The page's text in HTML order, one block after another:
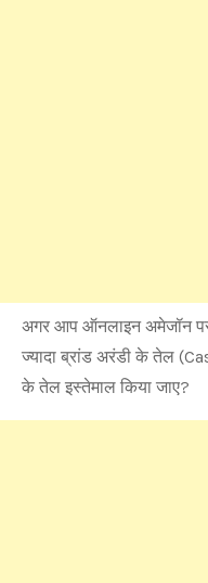
अगर आप ऑनलाइन अमेजॉन
ज्यादा ब्रांड अरंडी के तेल
के तेल इस्तेमाल किया जाए?